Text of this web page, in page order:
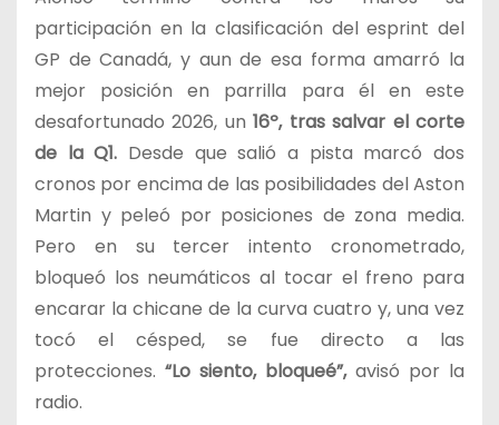
participación en la clasificación del esprint del
GP de Canadá, y aun de esa forma amarró la
mejor posición en parrilla para él en este
desafortunado 2026, un16º, tras salvar el corte
de la Q1. Desde que salió a pista marcó dos
cronos por encima de las posibilidades del Aston
Martin y peleó por posiciones de zona media.
Pero en su tercer intento cronometrado,
bloqueó los neumáticos al tocar el freno para
encarar la chicane de la curva cuatro y, una vez
tocó el césped, se fue directo a las
protecciones. “Lo siento, bloqueé”, avisó por la
radio.